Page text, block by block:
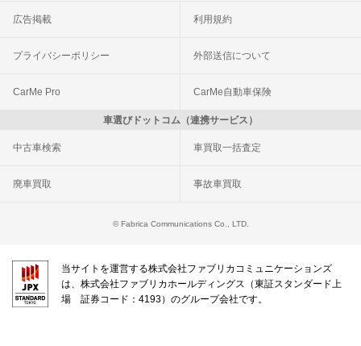
広告掲載 利用規約
プライバシーポリシー 外部送信について
CarMe Pro CarMe自動車保険
車選びドットコム（連携サービス）
中古車検索 車買取一括査定
廃車買取 事故車買取
© Fabrica Communications Co., LTD.
当サイトを運営する株式会社ファブリカコミュニケーションズ
は、株式会社ファブリカホールディングス（東証スタンダード上
場 証券コード：4193）のグループ会社です。